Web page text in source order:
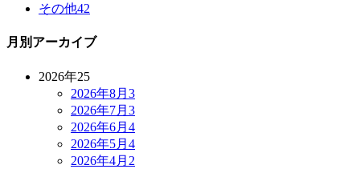
その他42
月別アーカイブ
2026年25
2026年8月 3
2026年7月 3
2026年6月 4
2026年5月 4
2026年4月 2